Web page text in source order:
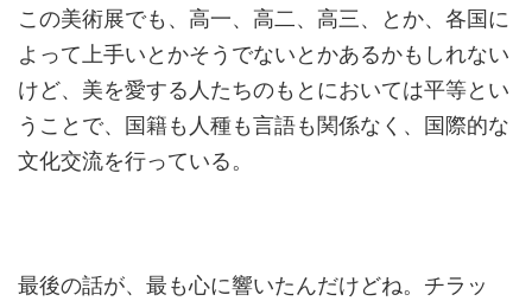
この美術展でも、高一、高二、高三、とか、各国に
よって上手いとかそうでないとかあるかもしれない
けど、美を愛する人たちのもとにおいては平等とい
うことで、国籍も人種も言語も関係なく、国際的な
文化交流を行っている。
最後の話が、最も心に響いたんだけどね。チラッ